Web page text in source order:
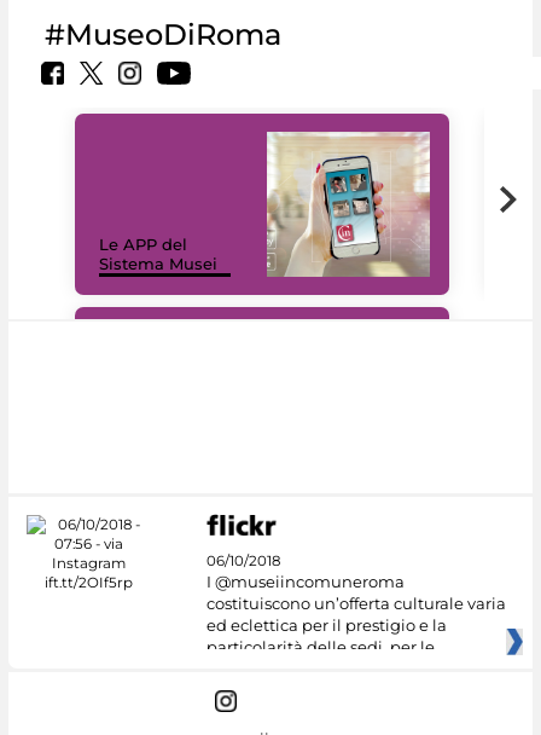
#MuseoDiRoma
Le APP del
Sistema Musei
06/10/2018
I @museiincomuneroma
costituiscono un’offerta culturale varia
ed eclettica per il prestigio e la
particolarità delle sedi, per le